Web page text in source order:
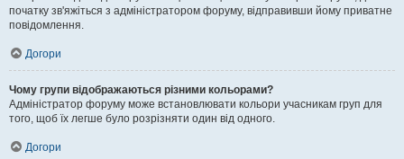
початку зв'яжіться з адміністратором форуму, відправивши йому приватне
повідомлення.
Догори
Чому групи відображаються різними кольорами?
Адміністратор форуму може встановлювати кольори учасникам груп для
того, щоб їх легше було розрізняти один від одного.
Догори